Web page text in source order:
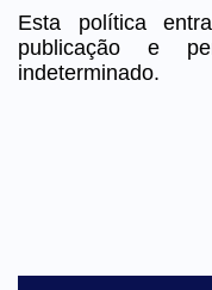
Esta política
publicação e
indeterminado.